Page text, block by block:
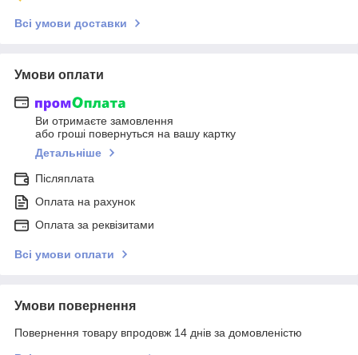
Всі умови доставки
Умови оплати
Ви отримаєте замовлення
або гроші повернуться на вашу картку
Детальніше
Післяплата
Оплата на рахунок
Оплата за реквізитами
Всі умови оплати
Умови повернення
Повернення товару впродовж 14 днів за домовленістю